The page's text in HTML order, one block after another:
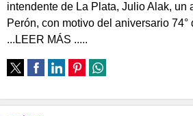
intendente de La Plata, Julio Alak, un
Perón, con motivo del aniversario 74°
...LEER MÁS .....